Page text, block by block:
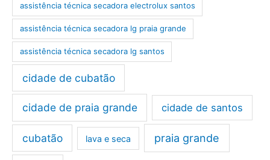
assistência técnica secadora electrolux santos
assistência técnica secadora lg praia grande
assistência técnica secadora lg santos
cidade de cubatão
cidade de praia grande cidade de santos
cubatão lava e seca praia grande